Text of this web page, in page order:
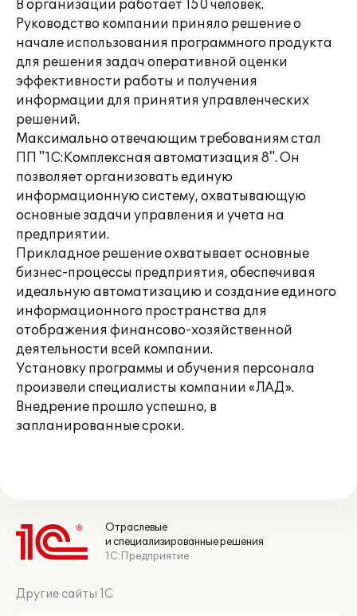
В организации работает 150 человек.
Руководство компании приняло решение о
начале использования программного продукта
для решения задач оперативной оценки
эффективности работы и получения
информации для принятия управленческих
решений.
Максимально отвечающим требованиям стал
ПП "1С:Комплексная автоматизация 8". Он
позволяет организовать единую
информационную систему, охватывающую
основные задачи управления и учета на
предприятии.
Прикладное решение охватывает основные
бизнес-процессы предприятия, обеспечивая
идеальную автоматизацию и создание единого
информационного пространства для
отображения финансово-хозяйственной
деятельности всей компании.
Установку программы и обучения персонала
произвели специалисты компании «ЛАД».
Внедрение прошло успешно, в
запланированные сроки.
Отраслевые
и специализированные решения
1С:Предприятие
Другие сайты 1С